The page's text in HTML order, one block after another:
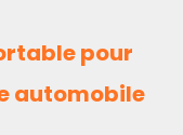
pour
automobile